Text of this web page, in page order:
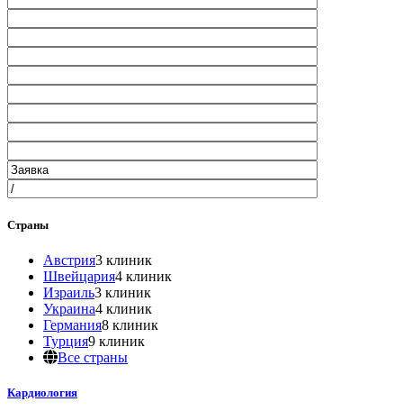
Страны
Австрия3 клиник
Швейцария4 клиник
Израиль3 клиник
Украина4 клиник
Германия8 клиник
Турция9 клиник
Все страны
Кардиология